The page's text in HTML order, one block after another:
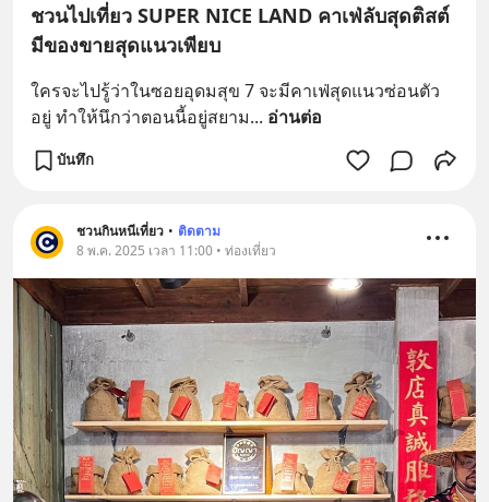
ชวนไปเที่ยว SUPER NICE LAND คาเฟ่ลับสุดติสต์
มีของขายสุดแนวเพียบ
ใครจะไปรู้ว่าในซอยอุดมสุข 7 จะมีคาเฟ่สุดแนวซ่อนตัว
อยู่ ทำให้นึกว่าตอนนี้อยู่สยาม... อ่านต่อ
บันทึก
ชวนกินหนีเที่ยว • ติดตาม
8 พ.ค. 2025 เวลา 11:00 • ท่องเที่ยว